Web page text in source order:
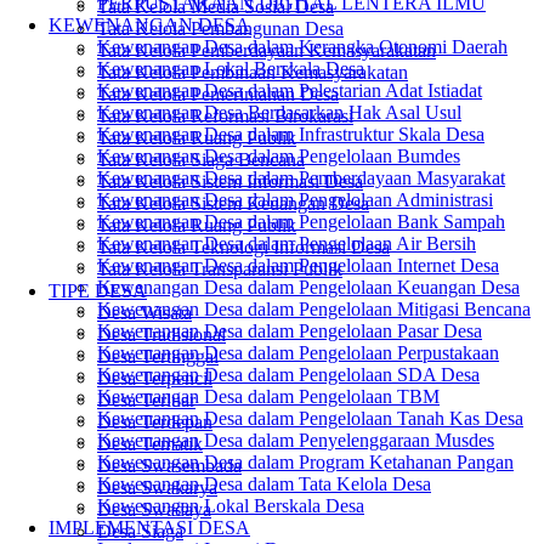
Tata Kelola Media Sosial Desa
Tata Kelola Pembangunan Desa
Tata Kelola Pemberdayaan Kemasyarakatan
Tata Kelola Pembinaan Kemasyarakatan
Tata Kelola Pemerintahan Desa
Tata Kelola Reformasi Birokarasi
Tata Kelola Ruang Publik
Tata Kelola Siaga Bencana
Tata Kelola Sistem Informasi Desa
Tata Kelola Sistem Keuangan Desa
Tata Kelola Ruang Publik
Tata Kelola Teknologi Informasi Desa
Tata Kelola Transparansi Publik
TIPE DESA
Desa Wisata
Desa Tradisional
Desa Tertinggal
Desa Terpencil
Desa Terluar
Desa Terdepan
Desa Tematik
Desa Swasembada
Desa Swakarya
Desa Swadaya
Desa Siaga
KEWENANGAN DESA
Kewenangan Desa dalam Kerangka Otonomi Daerah
Kewenangan Lokal Berskala Desa
Kewenangan Desa dalam Pelestarian Adat Istiadat
Kewenangan Desa Berdasarkan Hak Asal Usul
Kewenangan Desa dalam Infrastruktur Skala Desa
Kewenangan Desa dalam Pengelolaan Bumdes
Kewenangan Desa dalam Pemberdayaan Masyarakat
Kewenangan Desa dalam Pengelolaan Administrasi
Kewenangan Desa dalam Pengelolaan Bank Sampah
Kewenangan Desa dalam Pengelolaan Air Bersih
Kewenangan Desa dalam Pengelolaan Internet Desa
Kewenangan Desa dalam Pengelolaan Keuangan Desa
Kewenangan Desa dalam Pengelolaan Mitigasi Bencana
Kewenangan Desa dalam Pengelolaan Pasar Desa
Kewenangan Desa dalam Pengelolaan Perpustakaan
Kewenangan Desa dalam Pengelolaan SDA Desa
Kewenangan Desa dalam Pengelolaan TBM
Kewenangan Desa dalam Pengelolaan Tanah Kas Desa
Kewenangan Desa dalam Penyelenggaraan Musdes
Kewenangan Desa dalam Program Ketahanan Pangan
Kewenangan Desa dalam Tata Kelola Desa
Kewenangan Lokal Berskala Desa
IMPLEMENTASI DESA